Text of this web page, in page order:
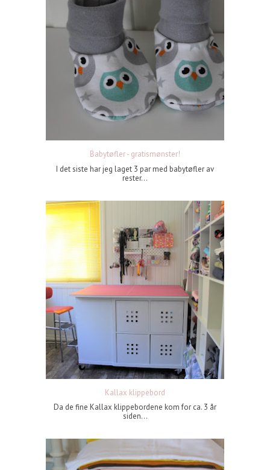
Babytøfler - gratismønster!
I det siste har jeg laget 3 par med babytøfler av
rester...
Kallax klippebord
Da de fine Kallax klippebordene kom for ca. 3 år
siden...